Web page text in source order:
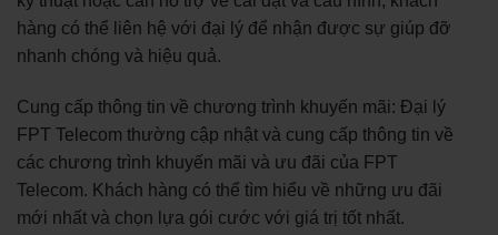
hàng có thể liên hệ với đại lý để nhận được sự giúp đỡ
nhanh chóng và hiệu quả.
Cung cấp thông tin về chương trình khuyến mãi: Đại lý
FPT Telecom thường cập nhật và cung cấp thông tin về
các chương trình khuyến mãi và ưu đãi của FPT
Telecom. Khách hàng có thể tìm hiểu về những ưu đãi
mới nhất và chọn lựa gói cước với giá trị tốt nhất.